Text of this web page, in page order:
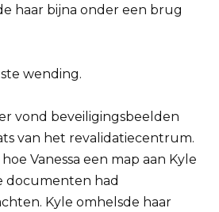
haar bijna onder een brug
wending.
vond beveiligingsbeelden
van het revalidatiecentrum.
Vanessa een map aan Kyle
documenten had
Kyle omhelsde haar